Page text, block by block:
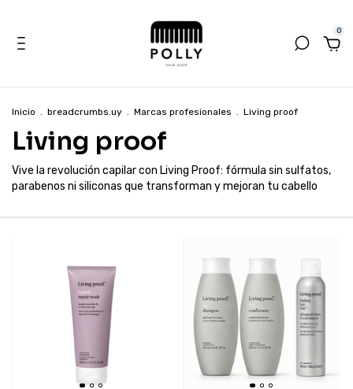
0
Inicio . breadcrumbs.uy . Marcas profesionales . Living proof
Living proof
Vive la revolución capilar con Living Proof: fórmula sin sulfatos,
parabenos ni siliconas que transforman y mejoran tu cabello